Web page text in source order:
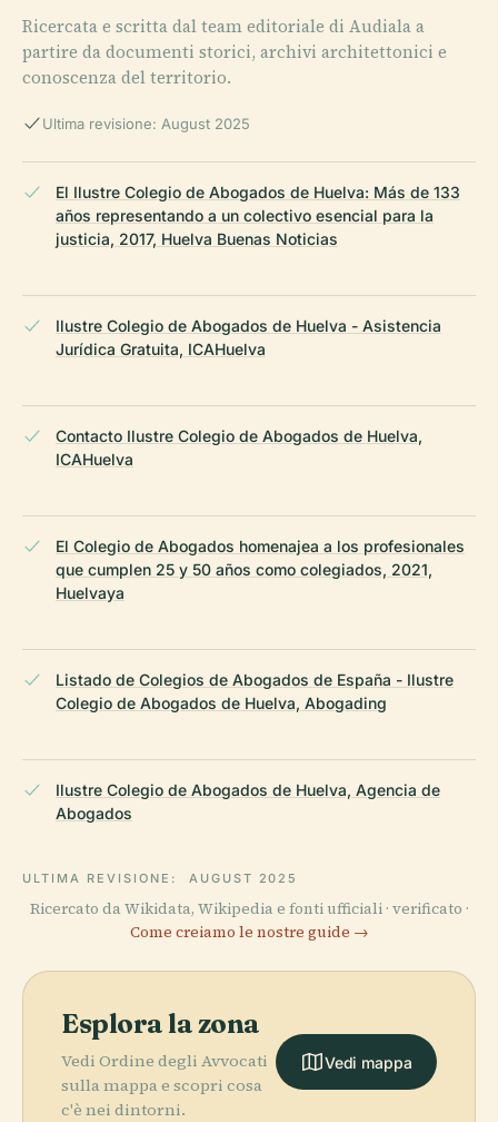
Ricercata e scritta dal team editoriale di Audiala a
partire da documenti storici, archivi architettonici e
conoscenza del territorio.
Ultima revisione: August 2025
El Ilustre Colegio de Abogados de Huelva: Más de 133
años representando a un colectivo esencial para la
justicia, 2017, Huelva Buenas Noticias
Ilustre Colegio de Abogados de Huelva - Asistencia
Jurídica Gratuita, ICAHuelva
Contacto Ilustre Colegio de Abogados de Huelva,
ICAHuelva
El Colegio de Abogados homenajea a los profesionales
que cumplen 25 y 50 años como colegiados, 2021,
Huelvaya
Listado de Colegios de Abogados de España - Ilustre
Colegio de Abogados de Huelva, Abogading
Ilustre Colegio de Abogados de Huelva, Agencia de
Abogados
ULTIMA REVISIONE: AUGUST 2025
Ricercato da Wikidata, Wikipedia e fonti ufficiali · verificato ·
Come creiamo le nostre guide →
Esplora la zona
Vedi Ordine degli Avvocati
sulla mappa e scopri cosa
c'è nei dintorni.
Vedi mappa